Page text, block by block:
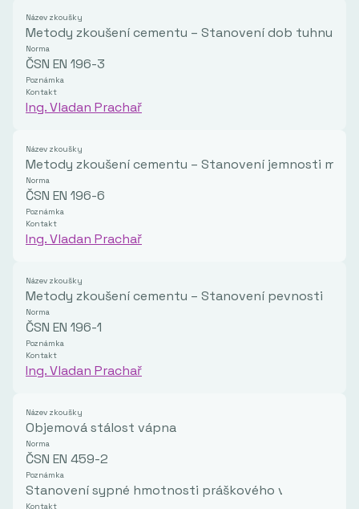
Název zkoušky
Metody zkoušení cementu – Stanovení dob tuhnutí
Norma
ČSN EN 196-3
Poznámka
Kontakt
Ing. Vladan Prachař
Název zkoušky
Metody zkoušení cementu – Stanovení jemnosti mletí
Norma
ČSN EN 196-6
Poznámka
Kontakt
Ing. Vladan Prachař
Název zkoušky
Metody zkoušení cementu – Stanovení pevnosti
Norma
ČSN EN 196-1
Poznámka
Kontakt
Ing. Vladan Prachař
Název zkoušky
Objemová stálost vápna
Norma
ČSN EN 459-2
Poznámka
Stanovení sypné hmotnosti práškového vápna
Kontakt